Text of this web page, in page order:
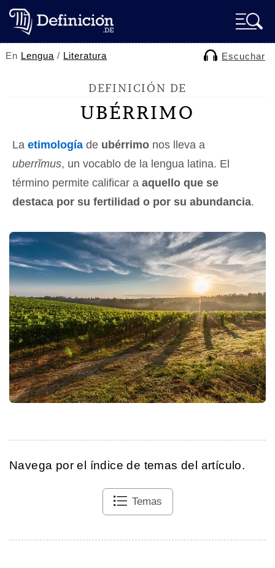
En Lengua / Literatura Escuchar
DEFINICIÓN DE
UBÉRRIMO
La etimología de ubérrimo nos lleva a
uberrĭmus, un vocablo de la lengua latina. El
término permite calificar a aquello que se
destaca por su fertilidad o por su abundancia.
Navega por el índice de temas del artículo.
Temas